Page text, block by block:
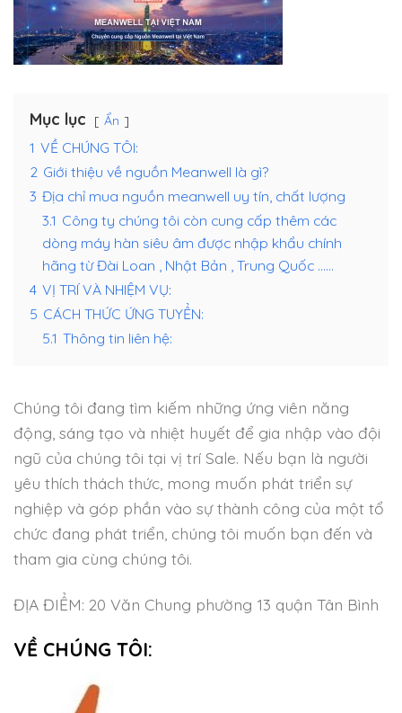
Mục lục Ẩn
1 VỀ CHÚNG TÔI:
2 Giới thiệu về nguồn Meanwell là gì?
3 Địa chỉ mua nguồn meanwell uy tín, chất lượng
3.1 Công ty chúng tôi còn cung cấp thêm các
dòng máy hàn siêu âm được nhập khẩu chính
hãng từ Đài Loan , Nhật Bản , Trung Quốc ……
4 VỊ TRÍ VÀ NHIỆM VỤ:
5 CÁCH THỨC ỨNG TUYỂN:
5.1 Thông tin liên hệ:
Chúng tôi đang tìm kiếm những ứng viên năng
động, sáng tạo và nhiệt huyết để gia nhập vào đội
ngũ của chúng tôi tại vị trí Sale. Nếu bạn là người
yêu thích thách thức, mong muốn phát triển sự
nghiệp và góp phần vào sự thành công của một tổ
chức đang phát triển, chúng tôi muốn bạn đến và
tham gia cùng chúng tôi.
ĐỊA ĐIỂM: 20 Văn Chung phường 13 quận Tân Bình
VỀ CHÚNG TÔI: